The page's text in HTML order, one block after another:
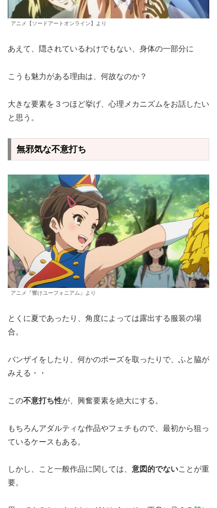
アニメ【ソードアートオンライン】より
あえて、隠されているわけでもない、身体の一部分に
こうも魅力がある理由は、何故なのか？
大きな要素を３つほど挙げ、心理メカニズムをお話したい
と思う。
無邪気な不意打ち
アニメ『響けユーフォニアム』より
とくに夏であったり、角度によっては露出する服装の場
合。
バンザイをしたり、何かのポーズを取ったりで、ふと脇が
みえる・・
この不意打ち性が、興奮要素を絶大にする。
もちろんアダルティな作品やフェチもので、最初から狙っ
ているケースもある。
しかし、こと一般作品に関しては、 意図的でないことが重
要。